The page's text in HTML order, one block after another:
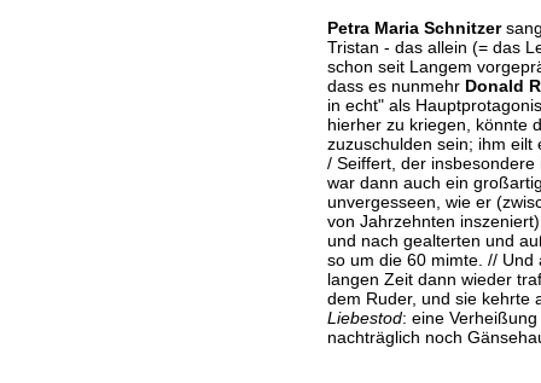
Petra Maria Schnitzer
Tristan - das allein (= das
schon seit Langem
dass es nunmehr Donald
in echt" als
hierher zu kriegen, könnte
zuzuschulden sein; ihm eilt
/ Seiffert, der
war dann auch ein
unvergesseen, wie er
von Jahrzehnten
und nach gealterten und
so um die 60 mimte. // Und
langen Zeit dann wieder
dem Ruder, und sie kehrte
Liebestod: eine
nachträglich noch